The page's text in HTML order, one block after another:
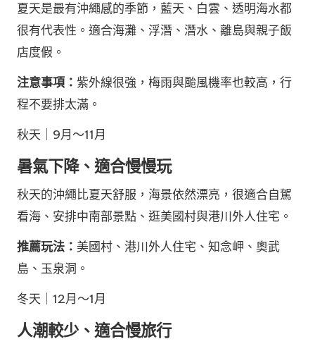
夏天是最有沖繩感的季節，藍天、白雲、透明海水都
很有代表性。適合海灘、浮潛、潛水、離島與親子飯
店度假。
注意事項： 紫外線很強，梅雨與颱風機率也較高，行
程不要排太滿。
秋天｜9月～11月
暑氣下降、適合慢慢玩
秋天的沖繩比夏天舒服，海景依然漂亮，很適合自駕
看海、安排中南部景點、逛美國村與港川外人住宅。
推薦玩法： 美國村、港川外人住宅、知念岬、奧武
島、玉泉洞。
冬天｜12月～1月
人潮較少、適合慢旅行